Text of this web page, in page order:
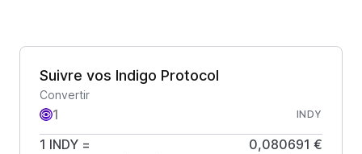
Suivre vos Indigo Protocol
Convertir
INDY
1 INDY = 0,080691 €